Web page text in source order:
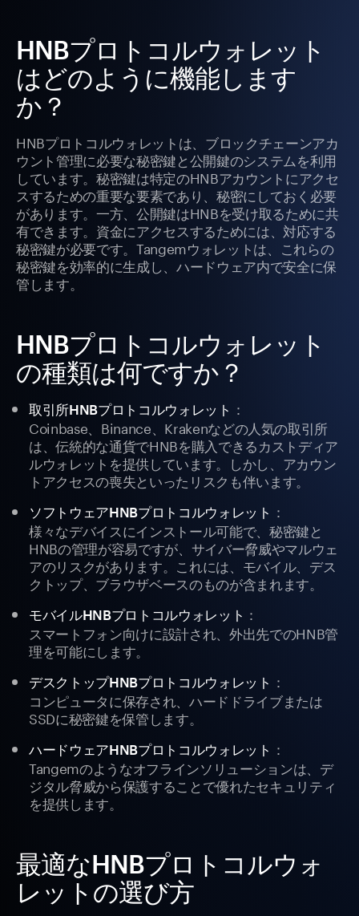
HNBプロトコルウォレット
はどのように機能します
か？
HNBプロトコルウォレットは、ブロックチェーンアカ
ウント管理に必要な秘密鍵と公開鍵のシステムを利用
しています。秘密鍵は特定のHNBアカウントにアクセ
スするための重要な要素であり、秘密にしておく必要
があります。一方、公開鍵はHNBを受け取るために共
有できます。資金にアクセスするためには、対応する
秘密鍵が必要です。Tangemウォレットは、これらの
秘密鍵を効率的に生成し、ハードウェア内で安全に保
管します。
HNBプロトコルウォレット
の種類は何ですか？
取引所HNBプロトコルウォレット ：
Coinbase、Binance、Krakenなどの人気の取引所
は、伝統的な通貨でHNBを購入できるカストディア
ルウォレットを提供しています。しかし、アカウン
トアクセスの喪失といったリスクも伴います。
ソフトウェアHNBプロトコルウォレット ：
様々なデバイスにインストール可能で、秘密鍵と
HNBの管理が容易ですが、サイバー脅威やマルウェ
アのリスクがあります。これには、モバイル、デス
クトップ、ブラウザベースのものが含まれます。
モバイルHNBプロトコルウォレット ：
スマートフォン向けに設計され、外出先でのHNB管
理を可能にします。
デスクトップHNBプロトコルウォレット ：
コンピュータに保存され、ハードドライブまたは
SSDに秘密鍵を保管します。
ハードウェアHNBプロトコルウォレット ：
Tangemのようなオフラインソリューションは、デ
ジタル脅威から保護することで優れたセキュリティ
を提供します。
最適なHNBプロトコルウォ
レットの選び方